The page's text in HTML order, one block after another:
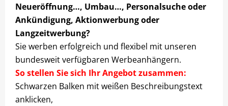
ANMELDEN
ABMELDEN
BESTELLVORGANG
DATENSCHUTZ
VERSAND & LIEFERUNG
Neueröffnung…, Umbau…, Personalsuche oder
Ankündigung, Aktionwerbung oder
Langzeitwerbung?
Sie werben erfolgreich und flexibel mit unseren
bundesweit verfügbaren Werbeanhängern.
So stellen Sie sich Ihr Angebot zusammen:
Schwarzen Balken mit weißen Beschreibungstext
anklicken,